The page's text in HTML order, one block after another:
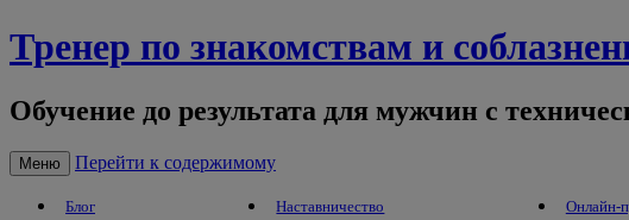
Тренер по знакомствам и
Обучение до результата для мужчин с
Меню Перейти к содержимому
Блог Наставничество Онлайн-